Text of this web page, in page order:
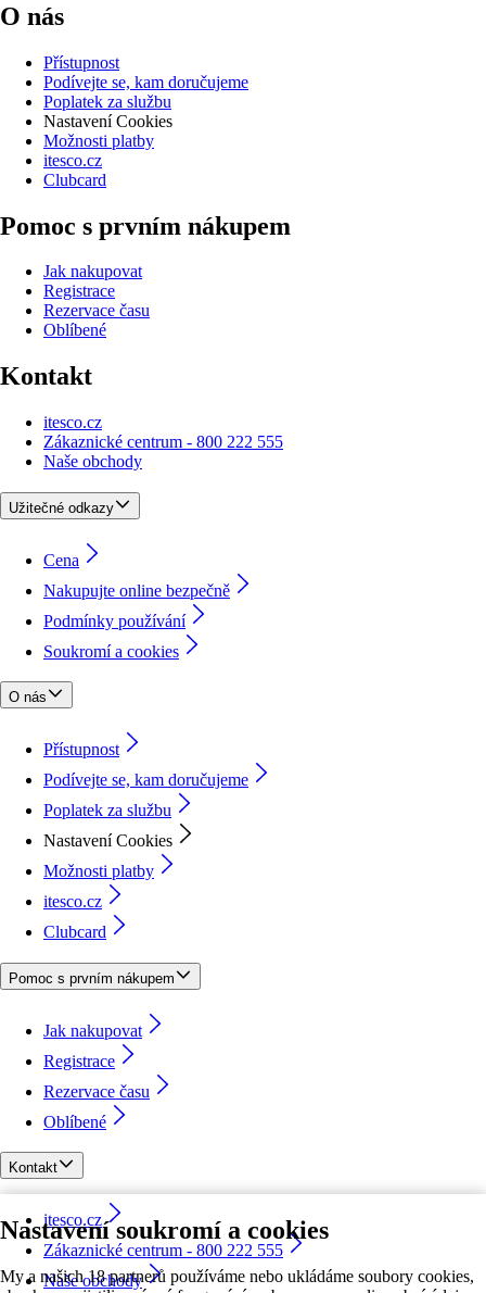
Nastavení soukromí a cookies
My a našich 18 partnerů používáme nebo ukládáme soubory cookies,
O nás
Přístupnost
Podívejte se, kam doručujeme
Poplatek za službu
Nastavení Cookies
Možnosti platby
itesco.cz
Clubcard
Pomoc s prvním nákupem
Jak nakupovat
Registrace
Rezervace času
Oblíbené
Kontakt
itesco.cz
Zákaznické centrum - 800 222 555
Naše obchody
Užitečné odkazy
Cena
Nakupujte online bezpečně
Podmínky používání
Soukromí a cookies
O nás
Přístupnost
Podívejte se, kam doručujeme
Poplatek za službu
Nastavení Cookies
Možnosti platby
itesco.cz
Clubcard
Pomoc s prvním nákupem
Jak nakupovat
Registrace
Rezervace času
Oblíbené
Kontakt
itesco.cz
Zákaznické centrum - 800 222 555
Naše obchody